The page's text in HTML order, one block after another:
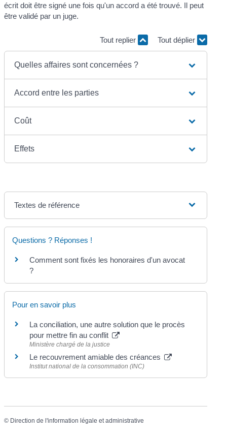
écrit doit être signé une fois qu'un accord a été trouvé. Il peut
être validé par un juge.
Tout replier Tout déplier
Quelles affaires sont concernées ?
Accord entre les parties
Coût
Effets
Textes de référence
Questions ? Réponses !
Comment sont fixés les honoraires d'un avocat
?
Pour en savoir plus
La conciliation, une autre solution que le procès
pour mettre fin au conflit
Ministère chargé de la justice
Le recouvrement amiable des créances
Institut national de la consommation (INC)
© Direction de l'information légale et administrative